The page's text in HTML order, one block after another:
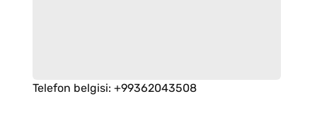
Telefon belgisi: +99362043508